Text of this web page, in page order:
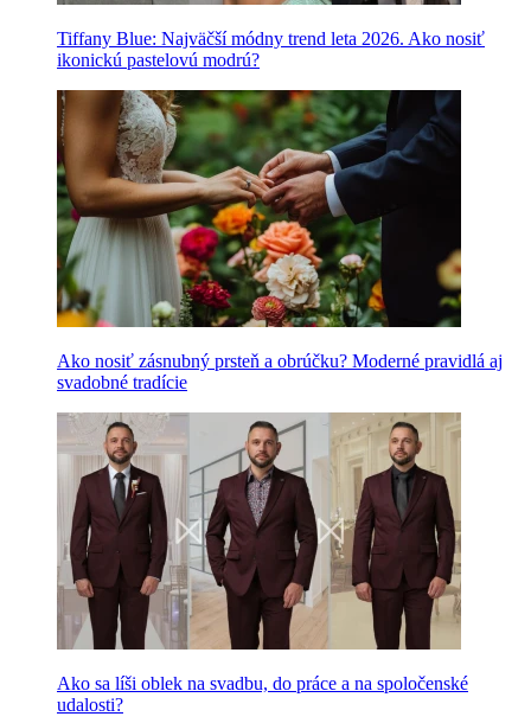
Tiffany Blue: Najväčší módny trend leta 2026. Ako nosiť
ikonickú pastelovú modrú?
Ako nosiť zásnubný prsteň a obrúčku? Moderné pravidlá aj
svadobné tradície
Ako sa líši oblek na svadbu, do práce a na spoločenské
udalosti?